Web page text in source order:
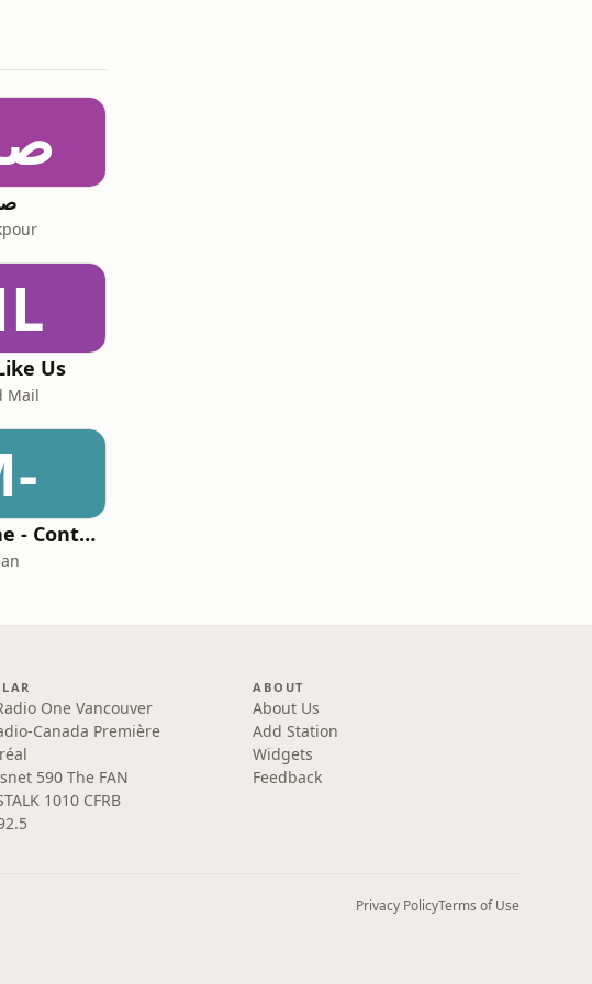
Us
Mail
Mythomane - Contes et légendes de la Grèce antique
One Vancouver
Canada Première
590 The FAN
1010 CFRB
ABOUT
About Us
Add Station
Widgets
Feedback
Privacy PolicyTerms of Use